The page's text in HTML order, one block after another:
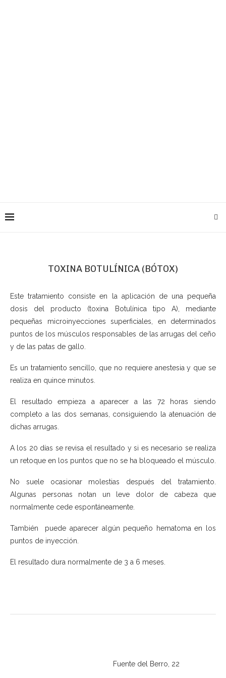
TOXINA BOTULÍNICA (BÓTOX)
Este tratamiento consiste en la aplicación de una pequeña
dosis del producto (toxina Botulínica tipo A), mediante
pequeñas microinyecciones superficiales, en determinados
puntos de los músculos responsables de las arrugas del ceño
y de las patas de gallo.
Es un tratamiento sencillo, que no requiere anestesia y que se
realiza en quince minutos.
El resultado empieza a aparecer a las 72 horas siendo
completo a las dos semanas, consiguiendo la atenuación de
dichas arrugas.
A los 20 días se revisa el resultado y si es necesario se realiza
un retoque en los puntos que no se ha bloqueado el músculo.
No suele ocasionar molestias después del tratamiento.
Algunas personas notan un leve dolor de cabeza que
normalmente cede espontáneamente.
También puede aparecer algún pequeño hematoma en los
puntos de inyección.
El resultado dura normalmente de 3 a 6 meses.
Fuente del Berro, 22